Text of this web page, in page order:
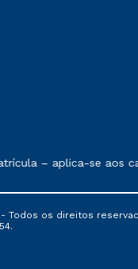
prestação de
– aplica-se aos
os direitos